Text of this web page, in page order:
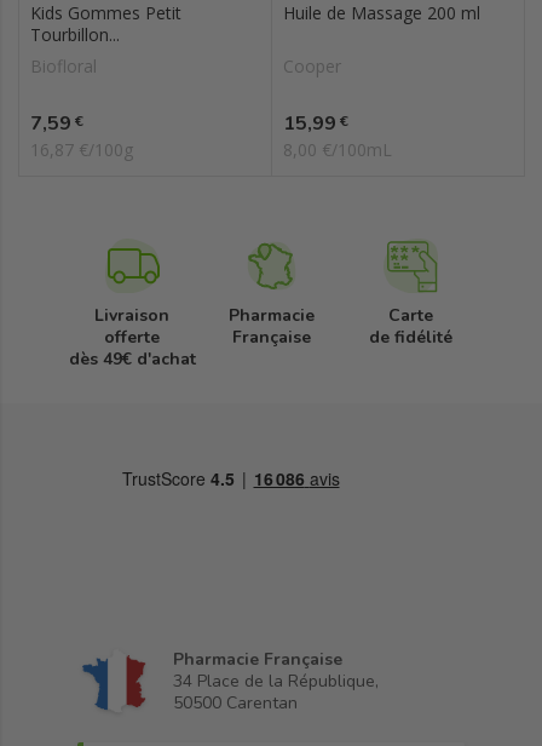
Kids Gommes Petit
Tourbillon...
Biofloral
Prix
7,59 €
16,87 €/100g
Huile de Massage 200 ml
Cooper
Prix
15,99 €
8,00 €/100mL
Livraison
offerte
dès 49€ d'achat
Pharmacie
Française
Carte
de fidélité
Pharmacie Française
34 Place de la République,
50500 Carentan